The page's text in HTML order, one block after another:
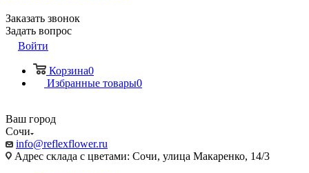
Заказать звонок
Задать вопрос
Войти
Корзина0
Избранные товары0
Ваш город
Сочи
info@reflexflower.ru
Адрес склада с цветами: Сочи, улица Макаренко, 14/3